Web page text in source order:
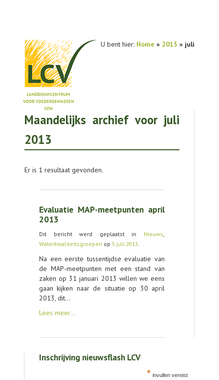
U bent hier: Home » 2013 » juli
NIEUWS
PRAKTIJKONDERZOEK
OVER LCV
CONTACT
Maandelijks archief voor juli
2013
Er is 1 resultaat gevonden.
Evaluatie MAP-meetpunten april
2013
Dit bericht werd geplaatst in Nieuws,
Waterkwaliteitsgroepen op 5 juli 2013.
Na een eerste tussentijdse evaluatie van
de MAP-meetpunten met een stand van
zaken op 31 januari 2013 willen we eens
gaan kijken naar de situatie op 30 april
2013, dit…
Lees meer…
Inschrijving nieuwsflash LCV
* invullen vereist